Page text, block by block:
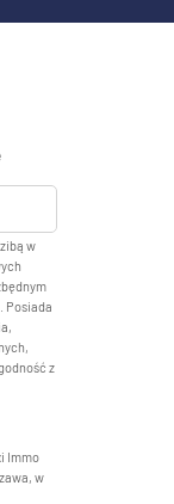
w
Posiada
z
Immo
w